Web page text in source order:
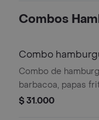
Combos
Combo
Combo de
barbacoa, papas
natural de 500 ml.
$ 31.000